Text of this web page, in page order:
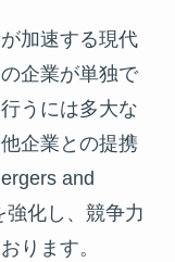
加速する現代
企業が単独で
うには多大な
企業との提携
and
化し、競争力
ります。